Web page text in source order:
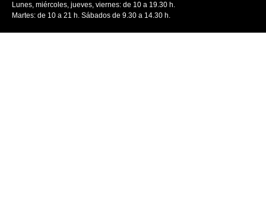
Lunes, miércoles, jueves, viernes: de 10 a 19.30 h.
Martes: de 10 a 21 h. Sábados de 9.30 a 14.30 h.